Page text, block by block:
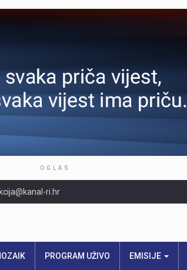
OGLAS
ri.hr
PROGRAM UŽIVO EMISIJE